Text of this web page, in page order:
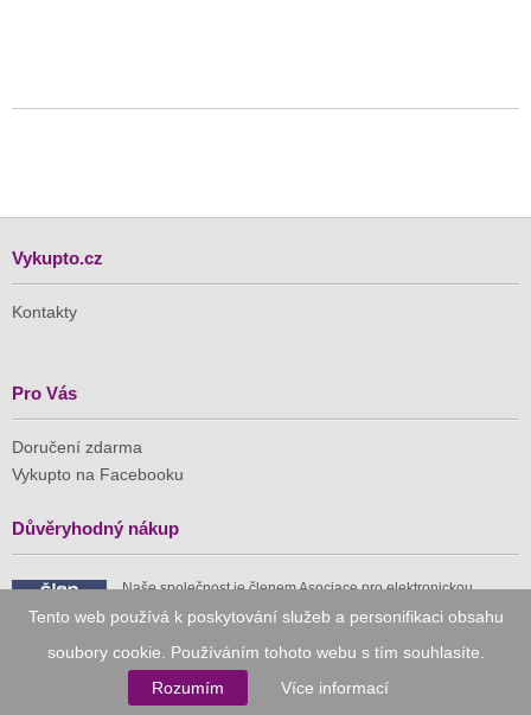
Tento web používá k poskytování služeb a personifikaci obsahu
soubory cookie. Používáním tohoto webu s tím souhlasíte.
Rozumím
Více informací
Vykupto.cz
Kontakty
Pro Vás
Doručení zdarma
Vykupto na Facebooku
Důvěryhodný nákup
Naše společnost je členem Asociace pro elektronickou